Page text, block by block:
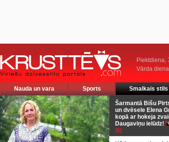
Piektdiena,
Vārda
Nauda un vara Sports Smalkais stils
Šarmantā Bišu
un dvēsele Elena
kopā ar hokeja
Daugaviņu ielūdz!
(5)